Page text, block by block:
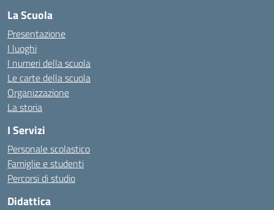
La Scuola
Presentazione
I luoghi
I numeri della scuola
Le carte della scuola
Organizzazione
La storia
I Servizi
Personale scolastico
Famiglie e studenti
Percorsi di studio
Didattica